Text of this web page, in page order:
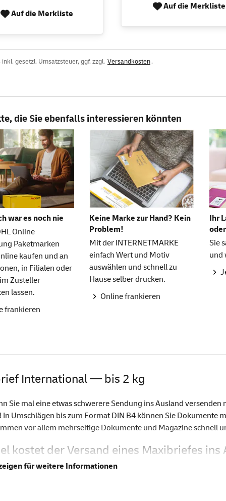
Auf die Merkliste
Auf die Merkliste
inkl. gesetzl. Umsatzsteuer, ggf. zzgl. Versandkosten.
die Sie ebenfalls interessieren könnten
war es noch nie
Online
Paketmarken
kaufen und an
in Filialen oder
Zusteller
lassen.
frankieren
Keine Marke zur Hand? Kein
Problem!
Mit der INTERNETMARKE
einfach Wert und Motiv
auswählen und schnell zu
Hause selber drucken.
Online frankieren
Ihr
Sie
und
International — bis 2 kg
Sie mal eine etwas schwerere Sendung ins Ausland
In Umschlägen bis zum Format DIN B4 können Sie Dokumente
vor allem mehrseitige Dokumente und Magazine schnell
kostet der Versand eines Maxibriefes ins